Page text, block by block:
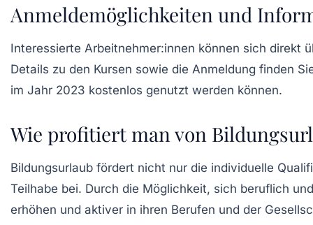
Anmeldemöglichkeiten und
Interessierte Arbeitnehmer:innen können sich direkt
Details zu den Kursen sowie die Anmeldung finden
im Jahr 2023 kostenlos genutzt werden können.
Wie profitiert man von
Bildungsurlaub fördert nicht nur die individuelle
Teilhabe bei. Durch die Möglichkeit, sich beruflich
erhöhen und aktiver in ihren Berufen und der